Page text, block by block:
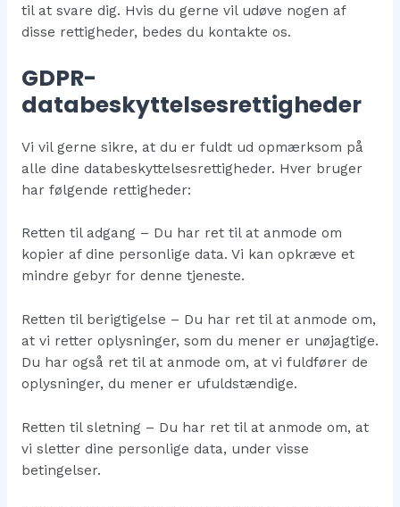
til at svare dig. Hvis du gerne vil udøve nogen af
disse rettigheder, bedes du kontakte os.
GDPR-
databeskyttelsesrettigheder
Vi vil gerne sikre, at du er fuldt ud opmærksom på
alle dine databeskyttelsesrettigheder. Hver bruger
har følgende rettigheder:
Retten til adgang – Du har ret til at anmode om
kopier af dine personlige data. Vi kan opkræve et
mindre gebyr for denne tjeneste.
Retten til berigtigelse – Du har ret til at anmode om,
at vi retter oplysninger, som du mener er unøjagtige.
Du har også ret til at anmode om, at vi fuldfører de
oplysninger, du mener er ufuldstændige.
Retten til sletning – Du har ret til at anmode om, at
vi sletter dine personlige data, under visse
betingelser.